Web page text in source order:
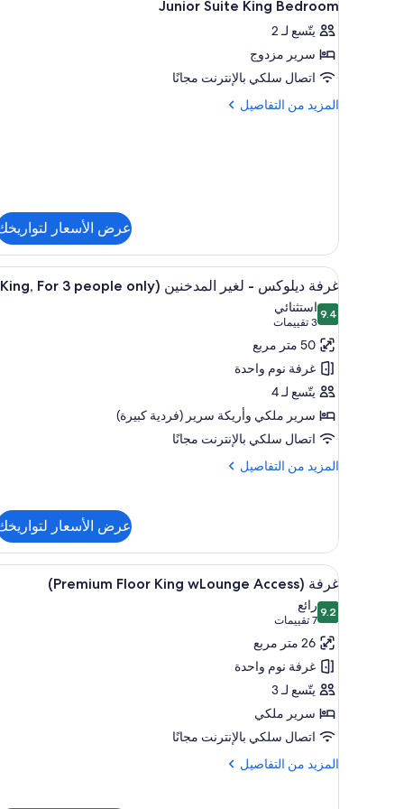
جميع
صور
Junior
Suite
King
Junior Suite King Bedroom
يتّسع لـ 2
سرير مزدوج
اتصال سلكي بالإنترنت مجانًا
المزيد من التفاصيل
المزيد
عرض الأسعار
استعراض
جميع
صور
غرفة
ديلوكس
-
لغير
المدخنين
(King,
For
ألحفة محشوة بالريش وخزنة
9
غرفة ديلوكس - لغير المدخنين (King, For 3 people only)
9.49.4 من 10
استثنائي
3 تقييمات(3
تقييمات)
50 متر مربع
غرفة نوم واحدة
يتّسع لـ 4
سرير ملكي‫‬ وأريكة سرير (فردية كبيرة)
اتصال سلكي بالإنترنت مجانًا
المزيد من التفاصيل
المزيد
ديلوكس
لغير
المدخنين
(King,
For
3
people
only)
عرض الأسعار
استعراض
جميع
صور
غرفة
(Premium
Floor
King
wLounge
Access)
18
غرفة (Premium Floor King wLounge Access)
9.29.2 من 10
رائع
7 تقييمات(7
تقييمات)
26 متر مربع
غرفة نوم واحدة
يتّسع لـ 3
سرير ملكي
اتصال سلكي بالإنترنت مجانًا
المزيد من التفاصيل
المزيد